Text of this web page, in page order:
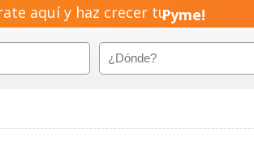
aquí y haz crecer tuPyme!